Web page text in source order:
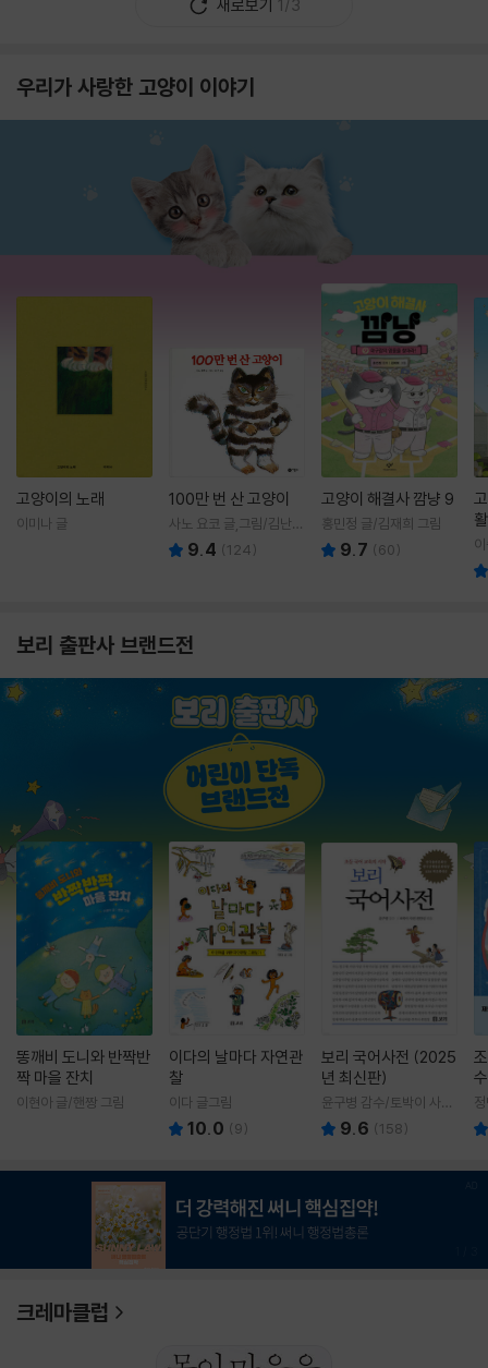
새로보기 1/3
우리가 사랑한 고양이 이야기
고양이의 노래
이미나 글
100만 번 산 고양이
사노 요코 글,그림/김난주
역 9.4 (124)
고양이 해결사 깜냥 9
홍민정 글/김재희 그림
9.7 (60)
보리 출판사 브랜드전
똥깨비 도니와 반짝반
짝 마을 잔치
이현아 글/핸짱 그림
이다의 날마다 자연관
찰
이다 글그림
10.0 (9)
보리 국어사전 (2025
년 최신판)
윤구병 감수/토박이 사전
편찬실 편
9.6 (158)
크레마클럽